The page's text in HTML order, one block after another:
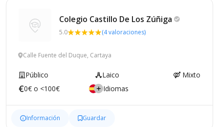
Colegio Castillo De Los Zúñiga
5.0 (4 valoraciones)
Calle Fuente del Duque, Cartaya
Público Laico
Mixto
0€ o <100€
Idiomas
Información Guardar